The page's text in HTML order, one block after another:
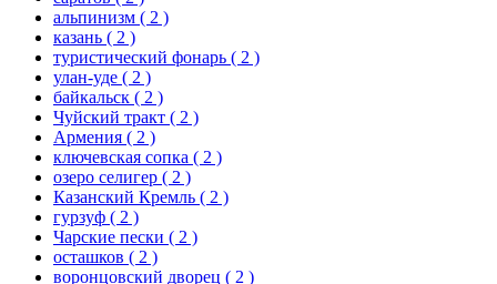
альпинизм ( 2 )
казань ( 2 )
туристический фонарь ( 2 )
улан-уде ( 2 )
байкальск ( 2 )
Чуйский тракт ( 2 )
Армения ( 2 )
ключевская сопка ( 2 )
озеро селигер ( 2 )
Казанский Кремль ( 2 )
гурзуф ( 2 )
Чарские пески ( 2 )
осташков ( 2 )
воронцовский дворец ( 2 )